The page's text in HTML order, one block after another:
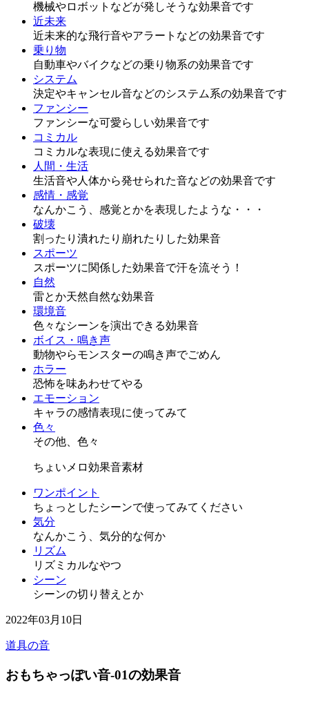
機械やロボットなどが発しそうな効果音です
近未来
近未来的な飛行音やアラートなどの効果音です
乗り物
自動車やバイクなどの乗り物系の効果音です
システム
決定やキャンセル音などのシステム系の効果音です
ファンシー
ファンシーな可愛らしい効果音です
コミカル
コミカルな表現に使える効果音です
人間・生活
生活音や人体から発せられた音などの効果音です
感情・感覚
なんかこう、感覚とかを表現したような・・・
破壊
割ったり潰れたり崩れたりした効果音
スポーツ
スポーツに関係した効果音で汗を流そう！
自然
雷とか天然自然な効果音
環境音
色々なシーンを演出できる効果音
ボイス・鳴き声
動物やらモンスターの鳴き声でごめん
ホラー
恐怖を味あわせてやる
エモーション
キャラの感情表現に使ってみて
色々
その他、色々
ちょいメロ効果音素材
ワンポイント
ちょっとしたシーンで使ってみてください
気分
なんかこう、気分的な何か
リズム
リズミカルなやつ
シーン
シーンの切り替えとか
2022年03月10日
道具の音
おもちゃっぽい音-01の効果音